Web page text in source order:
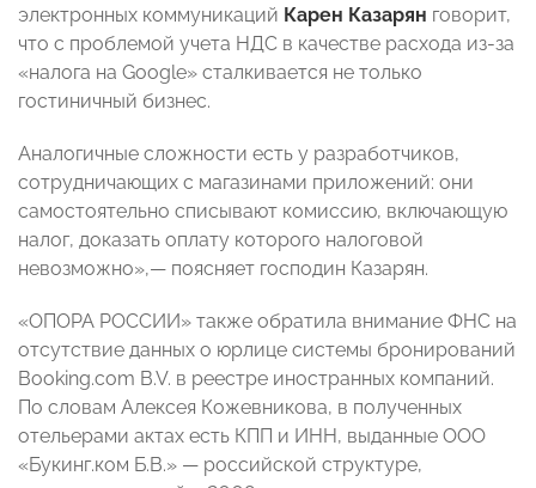
электронных коммуникаций Карен Казарян говорит,
что с проблемой учета НДС в качестве расхода из-за
«налога на Google» сталкивается не только
гостиничный бизнес.
Аналогичные сложности есть у разработчиков,
сотрудничающих с магазинами приложений: они
самостоятельно списывают комиссию, включающую
налог, доказать оплату которого налоговой
невозможно»,— поясняет господин Казарян.
«ОПОРА РОССИИ» также обратила внимание ФНС на
отсутствие данных о юрлице системы бронирований
Booking.com B.V. в реестре иностранных компаний.
По словам Алексея Кожевникова, в полученных
отельерами актах есть КПП и ИНН, выданные ООО
«Букинг.ком Б.В.» — российской структуре,